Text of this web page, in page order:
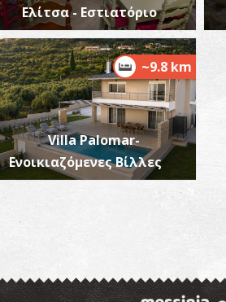
Ελίτσα - Εστιατόριο
~9.8 km
Villa Palomar-
Ενοικιαζόμενες Βίλλες